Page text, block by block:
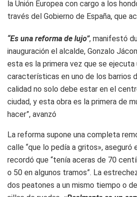
la Unión Europea con cargo a los
través del Gobierno de España, que
“Es una reforma de lujo”, manifestó
inauguración el alcalde, Gonzalo
esta es la primera vez que se ejecuta
características en uno de los barrios
calidad no solo debe estar en el
ciudad, y esta obra es la primera de
hacer”, avanzó
La reforma supone una completa
calle “que lo pedía a gritos», aseguró
recordó que “tenía aceras de 70
o 50 en algunos tramos”. La
dos peatones a un mismo tiempo o